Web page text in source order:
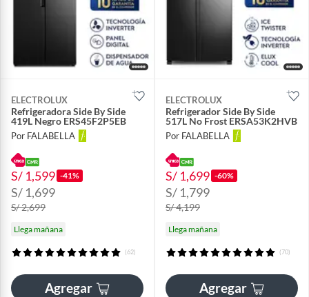
ELECTROLUX
Refrigeradora Side By Side
419L Negro ERS45F2P5EB
Por FALABELLA
S/ 1,599 -41%
S/ 1,699
S/ 2,699
Llega mañana
(62)
Agregar
ELECTROLUX
Refrigerador Side By Side
517L No Frost ERSA53K2HVB
Por FALABELLA
S/ 1,699 -60%
S/ 1,799
S/ 4,199
Llega mañana
(70)
Agregar